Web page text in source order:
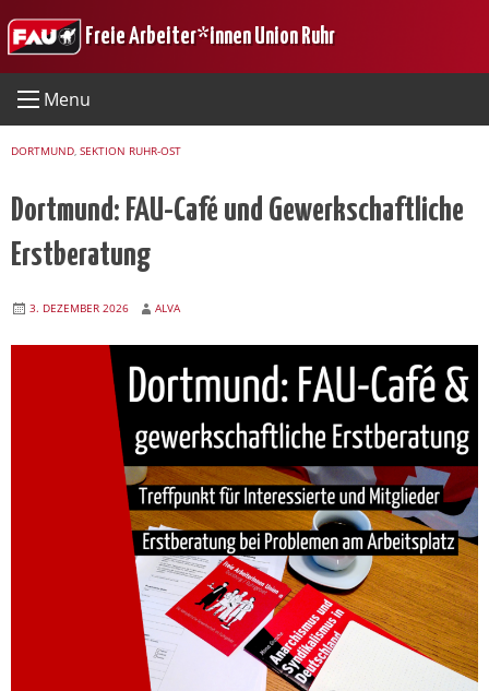
to
Freie Arbeiter*innen Union Ruhr
Menu
DORTMUND, SEKTION RUHR-OST
Dortmund: FAU-Café und Gewerkschaftliche
Erstberatung
3. DEZEMBER 2026 ALVA